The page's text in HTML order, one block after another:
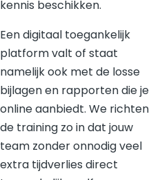
kennis beschikken.
Een digitaal toegankelijk
platform valt of staat
namelijk ook met de losse
bijlagen en rapporten die je
online aanbiedt. We richten
de training zo in dat jouw
team zonder onnodig veel
extra tijdverlies direct